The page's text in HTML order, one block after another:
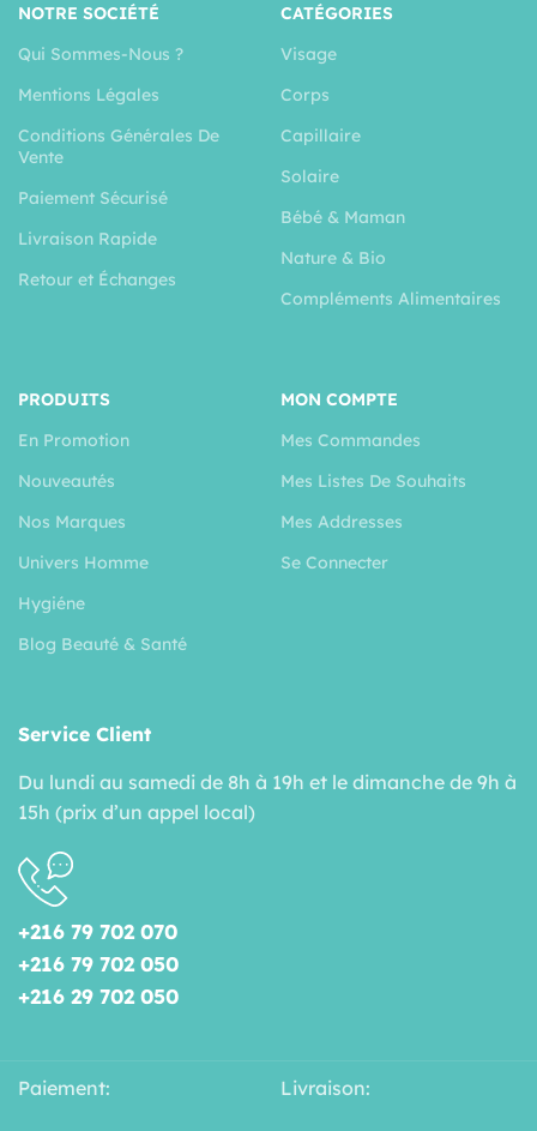
NOTRE SOCIÉTÉ
Qui Sommes-Nous ?
Mentions Légales
Conditions Générales De
Vente
Paiement Sécurisé
Livraison Rapide
Retour et Échanges
CATÉGORIES
Visage
Corps
Capillaire
Solaire
Bébé & Maman
Nature & Bio
Compléments Alimentaires
PRODUITS
En Promotion
Nouveautés
Nos Marques
Univers Homme
Hygiéne
Blog Beauté & Santé
MON COMPTE
Mes Commandes
Mes Listes De Souhaits
Mes Addresses
Se Connecter
Service Client
Du lundi au samedi de 8h à 19h et le dimanche de 9h à
15h (prix d’un appel local)
+216 79 702 070
+216 79 702 050
+216 29 702 050
Paiement: Livraison: